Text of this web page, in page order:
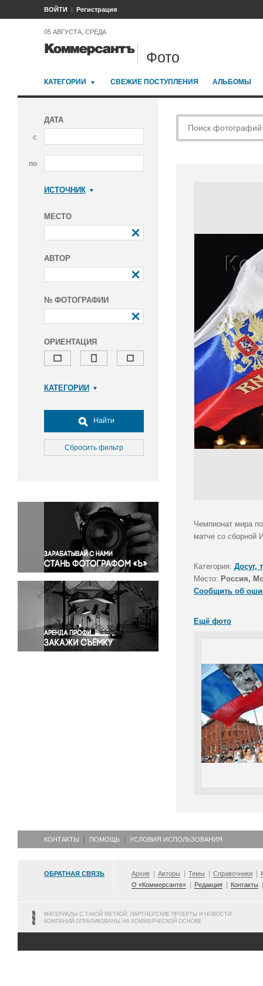
ВОЙТИ Регистрация
05 АВГУСТА, СРЕДА
Фото
КАТЕГОРИИ СВЕЖИЕ ПОСТУПЛЕНИЯ АЛЬБОМЫ
ДАТА
с
по
ИСТОЧНИК
МЕСТО
АВТОР
№ ФОТОГРАФИИ
ОРИЕНТАЦИЯ
КАТЕГОРИИ
Досуг, туризм и отдых
Культура
Медицина
Окружающая среда
Политика
Правосудие
Происшествия и конфликты
Религия
Светская жизнь
Спорт
Экология
Экономика и бизнес
Найти
Сбросить фильтр
Чемпионат мира
матче со сборной
Категория: Досуг,
Место: Россия,
Сообщить об
Ещё фото
КОНТАКТЫ ПОМОЩЬ УСЛОВИЯ ИСПОЛЬЗОВАНИЯ
ОБРАТНАЯ СВЯЗЬ Архив Авторы Темы Справочники
О «Коммерсанте»
Редакция Контакты
МАТЕРИАЛЫ С ТАКОЙ МЕТКОЙ, ПАРТНЕРСКИЕ ПРОЕКТЫ И НОВОСТИ
КОМПАНИЙ ОПУБЛИКОВАНЫ НА КОММЕРЧЕСКОЙ ОСНОВЕ